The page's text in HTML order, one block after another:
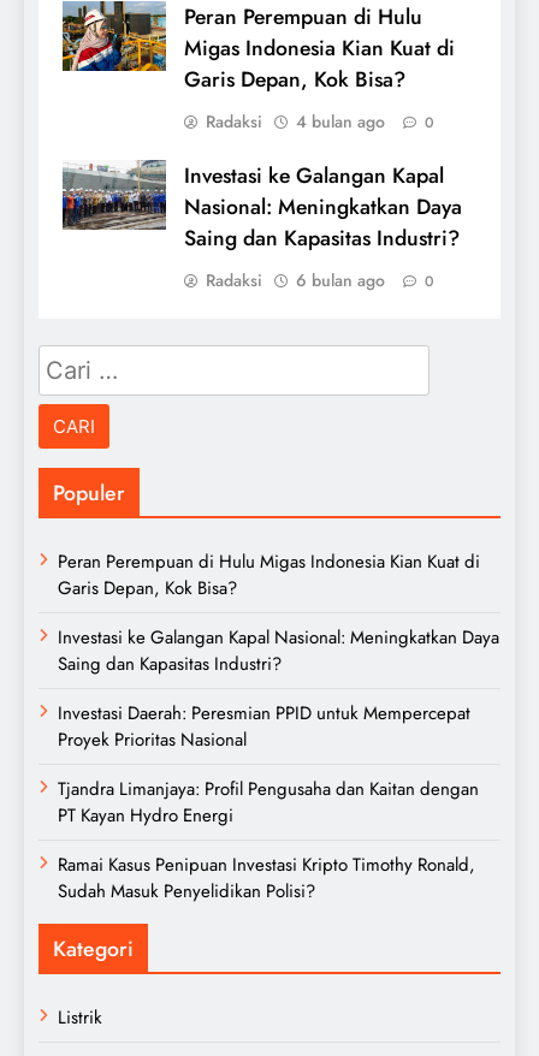
Peran Perempuan di Hulu
Migas Indonesia Kian Kuat di
Garis Depan, Kok Bisa?
Radaksi 4 bulan ago 0
Investasi ke Galangan Kapal
Nasional: Meningkatkan Daya
Saing dan Kapasitas Industri?
Radaksi 6 bulan ago 0
Cari
untuk:
Populer
Peran Perempuan di Hulu Migas Indonesia Kian Kuat di
Garis Depan, Kok Bisa?
Investasi ke Galangan Kapal Nasional: Meningkatkan Daya
Saing dan Kapasitas Industri?
Investasi Daerah: Peresmian PPID untuk Mempercepat
Proyek Prioritas Nasional
Tjandra Limanjaya: Profil Pengusaha dan Kaitan dengan
PT Kayan Hydro Energi
Ramai Kasus Penipuan Investasi Kripto Timothy Ronald,
Sudah Masuk Penyelidikan Polisi?
Kategori
Listrik